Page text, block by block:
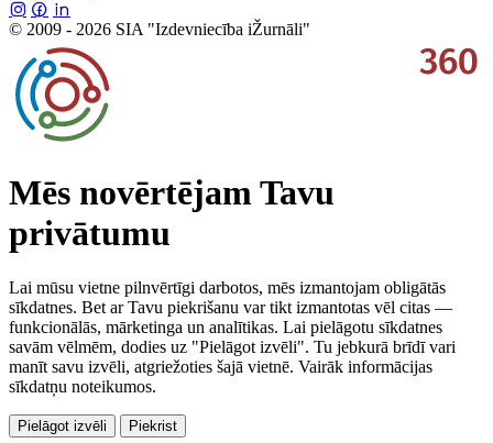
© 2009 - 2026 SIA "Izdevniecība iŽurnāli"
Mēs novērtējam Tavu
privātumu
Lai mūsu vietne pilnvērtīgi darbotos, mēs izmantojam obligātās
sīkdatnes. Bet ar Tavu piekrišanu var tikt izmantotas vēl citas —
funkcionālās, mārketinga un analītikas. Lai pielāgotu sīkdatnes
savām vēlmēm, dodies uz "Pielāgot izvēli". Tu jebkurā brīdī vari
manīt savu izvēli, atgriežoties šajā vietnē. Vairāk informācijas
sīkdatņu noteikumos.
Pielāgot izvēli Piekrist